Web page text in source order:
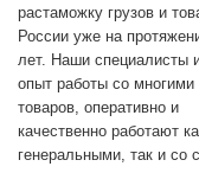
растаможку грузов и
России уже на
лет. Наши специалисты
опыт работы со
товаров, оперативно и
качественно работают
генеральными, так и со